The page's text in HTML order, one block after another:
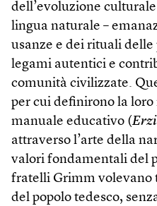
dell’evoluzione
lingua naturale –
usanze e dei rituali delle
legami autentici e
comunità civilizzate.
per cui definirono la
manuale educativo (
attraverso l’arte della
valori fondamentali del
fratelli Grimm volevano
del popolo tedesco,